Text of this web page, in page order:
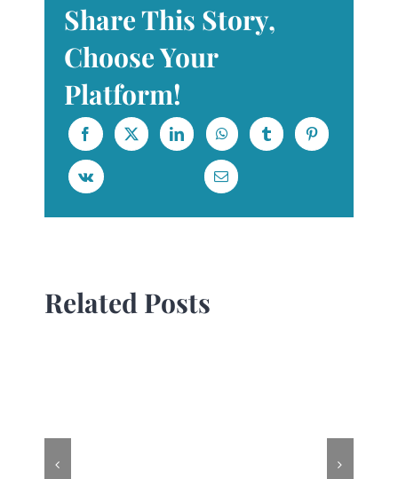
Share This Story,
Choose Your
Platform!
Related Posts